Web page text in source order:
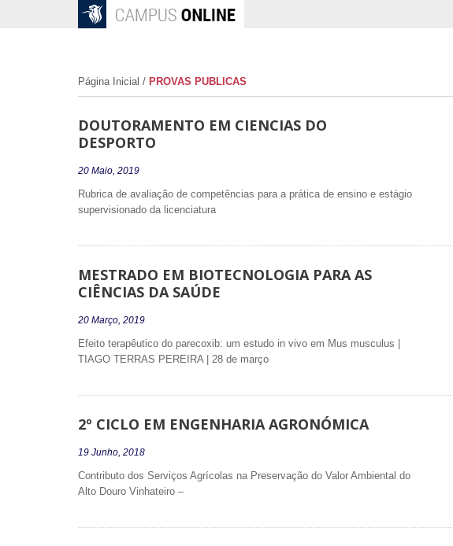
Página Inicial / PROVAS PUBLICAS
DOUTORAMENTO EM CIENCIAS DO
DESPORTO
20 Maio, 2019
Rubrica de avaliação de competências para a prática de ensino e estágio
supervisionado da licenciatura
MESTRADO EM BIOTECNOLOGIA PARA AS
CIÊNCIAS DA SAÚDE
20 Março, 2019
Efeito terapêutico do parecoxib: um estudo in vivo em Mus musculus |
TIAGO TERRAS PEREIRA | 28 de março
2º CICLO EM ENGENHARIA AGRONÓMICA
19 Junho, 2018
Contributo dos Serviços Agrícolas na Preservação do Valor Ambiental do
Alto Douro Vinhateiro –